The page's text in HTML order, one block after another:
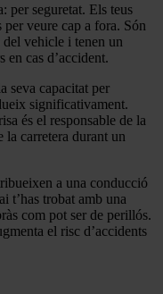
per seguretat. Els teus
veure cap a fora. Són
del vehicle i tenen un
en cas d’accident.
seva capacitat per
significativament.
és el responsable de la
la carretera durant un
a una conducció
t’has trobat amb una
com pot ser de perillós.
el risc d’accidents